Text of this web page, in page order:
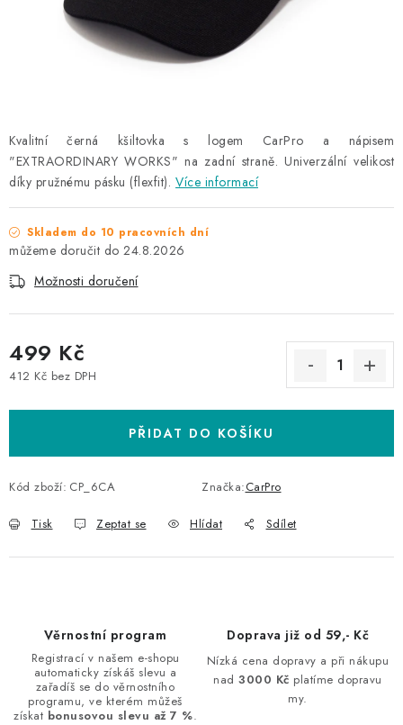
BYDLENÍ
Věrnostní program
Všeobecné obchodní podmínky
Kvalitní černá kšiltovka s logem CarPro a nápisem
"EXTRAORDINARY WORKS" na zadní straně. Univerzální velikost
díky pružnému pásku (flexfit). Více informací
Skladem do 10 pracovních dní
24.8.2026
Možnosti doručení
499 Kč
412 Kč bez DPH
PŘIDAT DO KOŠÍKU
Kód zboží: CP_6CA Značka:CarPro
Tisk Zeptat se Hlídat Sdílet
Věrnostní program
Registrací v našem e-shopu
automaticky získáš slevu a
zařadíš se do věrnostního
programu, ve kterém můžeš
získat bonusovou slevu až 7 %.
Doprava již od 59,- Kč
Nízká cena dopravy a při nákupu
nad3000 Kč platíme dopravu
my.